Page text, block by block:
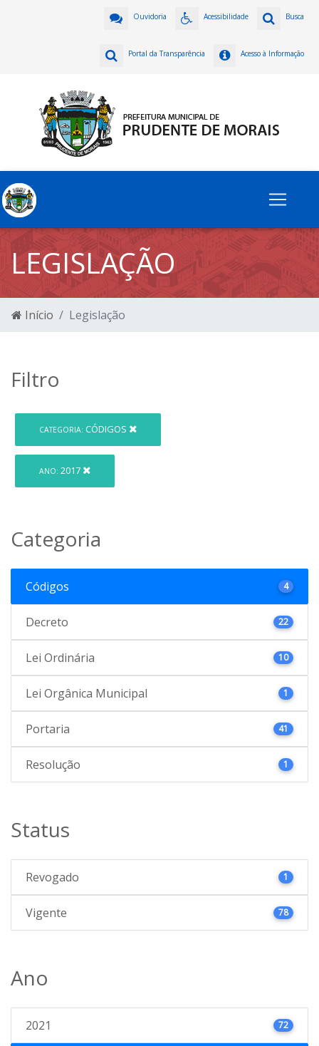
Busca
Acessibilidade
Ouvidoria
Acesso à Informação
Portal da Transparência
LEGISLAÇÃO
Início Legislação
Filtro
CATEGORIA: CÓDIGOS
ANO: 2017
Categoria
Códigos 4
Decreto 22
Lei Ordinária 10
Lei Orgânica Municipal 1
Portaria 41
Resolução 1
Status
Revogado 1
Vigente 78
Ano
2021 72